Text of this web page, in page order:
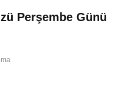
Perşembe Günü